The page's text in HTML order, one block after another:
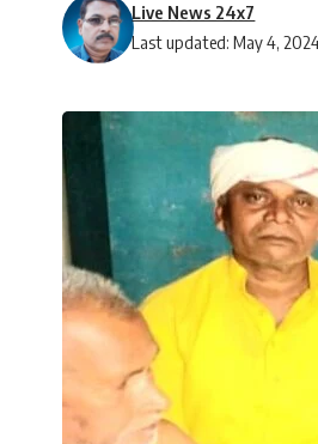
Last updated: May 4,
Live News 24x7